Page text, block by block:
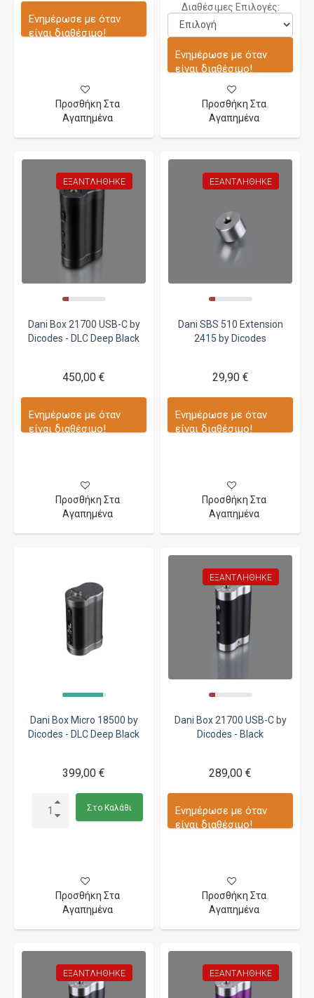
Ενημέρωσε με όταν
είναι διαθέσιμο!
Προσθήκη Στα
Αγαπημένα
Διαθέσιμες Επιλογές:
Ενημέρωσε με όταν
είναι διαθέσιμο!
Προσθήκη Στα
Αγαπημένα
ΕΞΑΝΤΛΉΘΗΚΕ
Dani Box 21700 USB-C by
Dicodes - DLC Deep Black
450,00 €
Ενημέρωσε με όταν
είναι διαθέσιμο!
Προσθήκη Στα
Αγαπημένα
ΕΞΑΝΤΛΉΘΗΚΕ
Dani SBS 510 Extension
2415 by Dicodes
29,90 €
Ενημέρωσε με όταν
είναι διαθέσιμο!
Προσθήκη Στα
Αγαπημένα
Dani Box Micro 18500 by
Dicodes - DLC Deep Black
399,00 €
Στο Καλάθι
Προσθήκη Στα
Αγαπημένα
ΕΞΑΝΤΛΉΘΗΚΕ
Dani Box 21700 USB-C by
Dicodes - Black
289,00 €
Ενημέρωσε με όταν
είναι διαθέσιμο!
Προσθήκη Στα
Αγαπημένα
ΕΞΑΝΤΛΉΘΗΚΕ ΕΞΑΝΤΛΉΘΗΚΕ